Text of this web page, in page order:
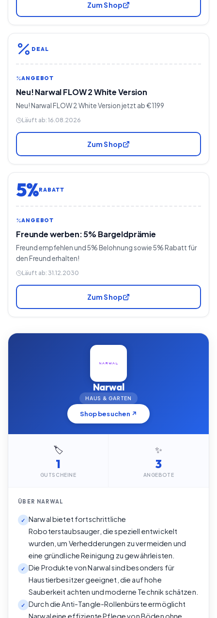
Zum Shop
DEAL
ANGEBOT
Neu! Narwal FLOW 2 White Version
Neu! Narwal FLOW 2 White Version jetzt ab €1199
Läuft ab: 16.08.2026
Zum Shop
5%RABATT
ANGEBOT
Freunde werben: 5% Bargeldprämie
Freund empfehlen und 5% Belohnung sowie 5% Rabatt für
den Freund erhalten!
Läuft ab: 31.12.2030
Zum Shop
Narwal
HAUS & GARTEN
Shop besuchen ↗
🏷️
1
GUTSCHEINE
✨
3
ANGEBOTE
ÜBER NARWAL
✓
Narwal bietet fortschrittliche
Roboterstaubsauger, die speziell entwickelt
wurden, um Verhedderungen zu vermeiden und
eine gründliche Reinigung zu gewährleisten.
✓
Die Produkte von Narwal sind besonders für
Haustierbesitzer geeignet, die auf hohe
Sauberkeit achten und moderne Technik schätzen.
✓
Durch die Anti-Tangle-Rollenbürste ermöglicht
Narwal eine effiziente Pflege von Böden ohne